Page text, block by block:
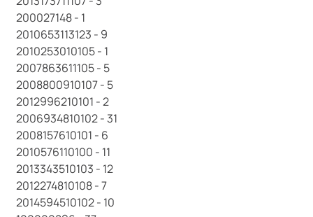
200027148 - 1
2010653113123 - 9
2010253010105 - 1
2007863611105 - 5
2008800910107 - 5
2012996210101 - 2
2006934810102 - 31
2008157610101 - 6
2010576110100 - 11
2013343510103 - 12
2012274810108 - 7
2014594510102 - 10